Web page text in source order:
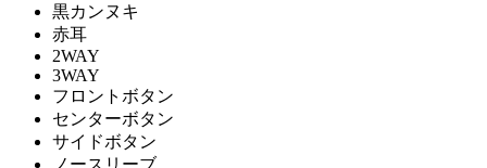
黒カンヌキ
赤耳
2WAY
3WAY
フロントボタン
センターボタン
サイドボタン
ノースリーブ